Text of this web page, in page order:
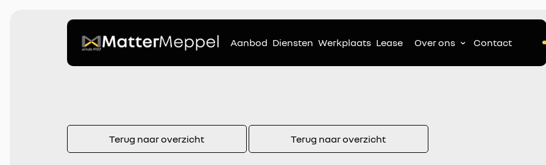
Aanbod Diensten Werkplaats Lease Over ons Contact
Terug naar overzicht Terug naar overzicht